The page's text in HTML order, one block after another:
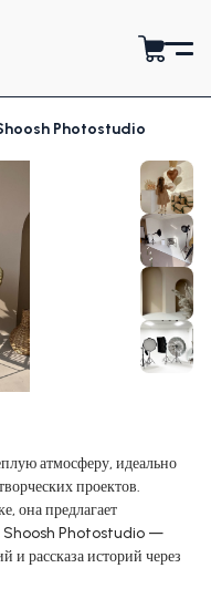
Photostudio
атмосферу, идеально
проектов.
она предлагает
Shoosh Photostudio —
и рассказа историй через